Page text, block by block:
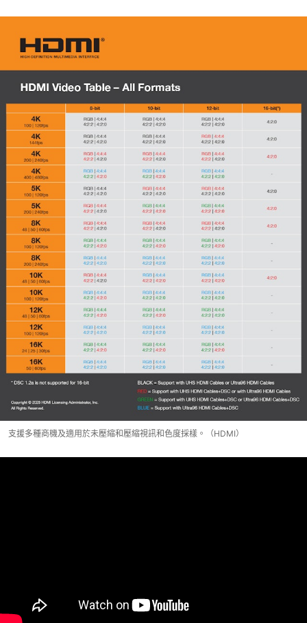
支援多種商機及適用於未壓縮和壓縮視訊和色度採樣。（HDMI）